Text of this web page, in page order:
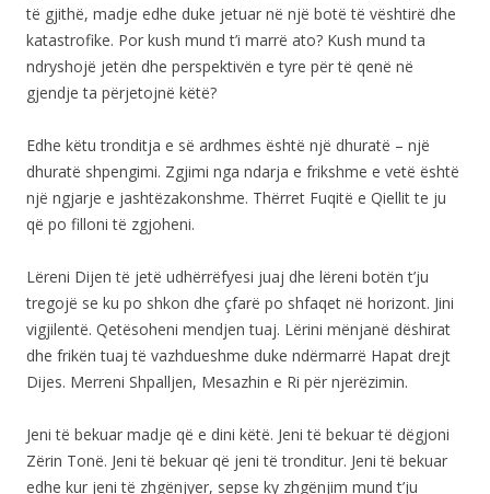
të gjithë, madje edhe duke jetuar në një botë të vështirë dhe
katastrofike. Por kush mund t’i marrë ato? Kush mund ta
ndryshojë jetën dhe perspektivën e tyre për të qenë në
gjendje ta përjetojnë këtë?
Edhe këtu tronditja e së ardhmes është një dhuratë – një
dhuratë shpengimi. Zgjimi nga ndarja e frikshme e vetë është
një ngjarje e jashtëzakonshme. Thërret Fuqitë e Qiellit te ju
që po filloni të zgjoheni.
Lëreni Dijen të jetë udhërrëfyesi juaj dhe lëreni botën t’ju
tregojë se ku po shkon dhe çfarë po shfaqet në horizont. Jini
vigjilentë. Qetësoheni mendjen tuaj. Lërini mënjanë dëshirat
dhe frikën tuaj të vazhdueshme duke ndërmarrë Hapat drejt
Dijes. Merreni Shpalljen, Mesazhin e Ri për njerëzimin.
Jeni të bekuar madje që e dini këtë. Jeni të bekuar të dëgjoni
Zërin Tonë. Jeni të bekuar që jeni të tronditur. Jeni të bekuar
edhe kur jeni të zhgënjyer, sepse ky zhgënjim mund t’ju